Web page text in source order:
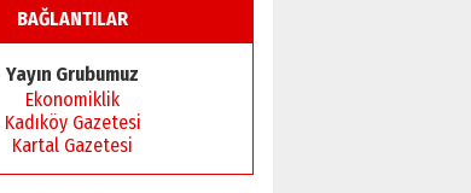
Esat BİNDESEN
Başkan Sekmen’den Erzurum’a
bir vizyon proje daha!
02 Ağustos 2026 Pazar
BAĞLANTILAR
Yayın Grubumuz
Ekonomiklik
Kadıköy Gazetesi
Kartal Gazetesi